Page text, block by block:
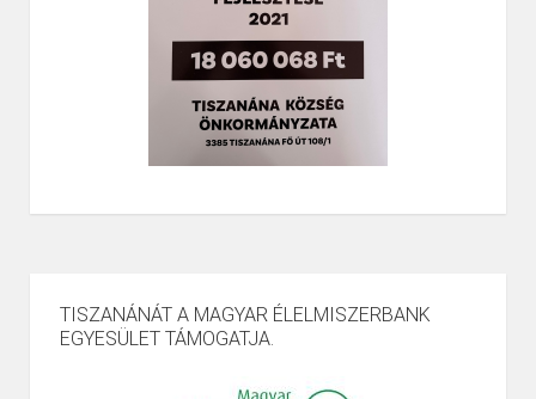
TISZANÁNÁT A MAGYAR ÉLELMISZERBANK
EGYESÜLET TÁMOGATJA.